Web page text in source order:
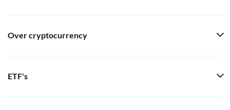
Over cryptocurrency
ETF's